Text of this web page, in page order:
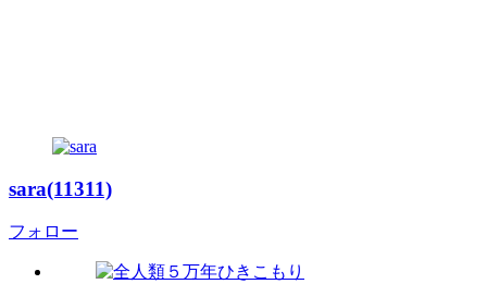
sara(11311)
フォロー